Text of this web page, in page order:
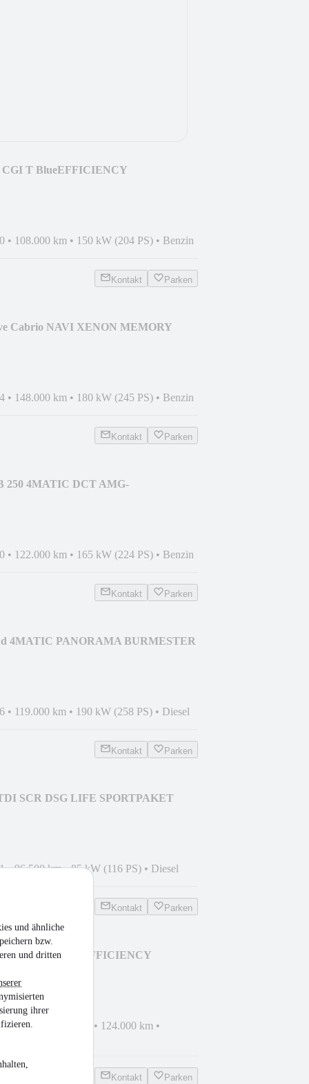
und ähnliche
bzw.
und dritten
ihrer
CGI T BlueEFFICIENCY
• 108.000 km • 150 kW (204 PS) • Benzin
Kontakt Parken
Cabrio NAVI XENON MEMORY
• 148.000 km • 180 kW (245 PS) • Benzin
Kontakt Parken
250 4MATIC DCT AMG-
• 122.000 km • 165 kW (224 PS) • Benzin
Kontakt Parken
d 4MATIC PANORAMA BURMESTER
• 119.000 km • 190 kW (258 PS) • Diesel
Kontakt Parken
SCR DSG LIFE SPORTPAKET
•96.500 km•85 kW (116 PS) • Diesel
Kontakt Parken
250 CGI T BlueEFFICIENCY
• • 124.000 km •
Kontakt Parken